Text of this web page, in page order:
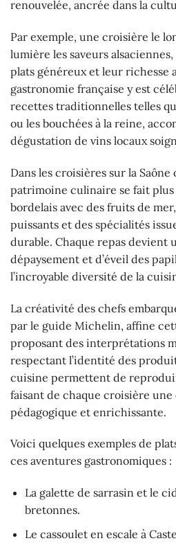
renouvelée, ancrée dans la
Par exemple, une croisière le
lumière les saveurs
plats généreux et leur richesse
gastronomie française y est
recettes traditionnelles telles
ou les bouchées à la reine,
dégustation de vins locaux
Dans les croisières sur la Saône
patrimoine culinaire se fait
bordelais avec des fruits de
puissants et des spécialités
durable. Chaque repas devient
dépaysement et d’éveil des
l’incroyable diversité de la
La créativité des chefs
par le guide Michelin, affine
proposant des interprétations
respectant l’identité des
cuisine permettent de
faisant de chaque croisière
pédagogique et enrichissante.
Voici quelques exemples de
ces aventures gastronomiques :
La galette de sarrasin et le
bretonnes.
Le cassoulet en escale à